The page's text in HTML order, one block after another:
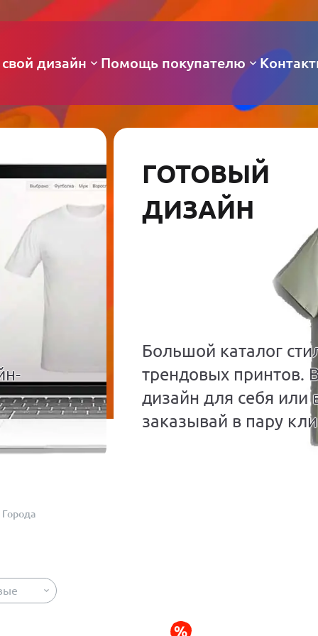
дизайн Помощь покупателю
ГОТОВЫЙ
ДИЗАЙН
Большой каталог
трендовых принтов.
дизайн для себя или
заказывай в пару
Города